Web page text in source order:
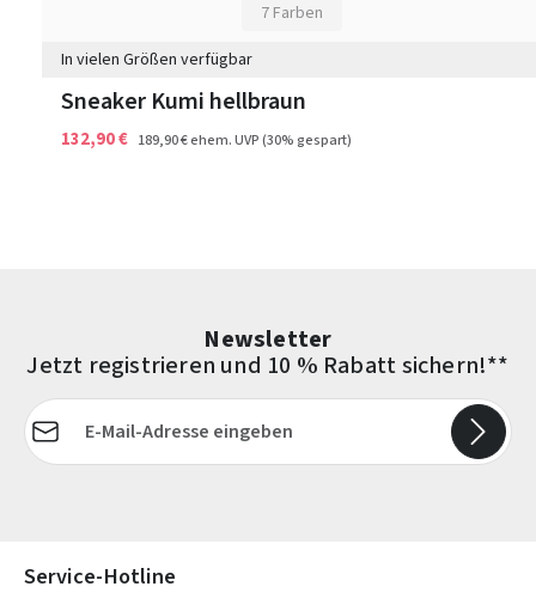
7 Farben
In vielen Größen verfügbar
Sneaker Kumi hellbraun
132,90 € 189,90 €ehem. UVP(30% gespart)
Newsletter
Jetzt registrieren und 10 % Rabatt sichern!**
E-Mail-Adresse*
Service-Hotline